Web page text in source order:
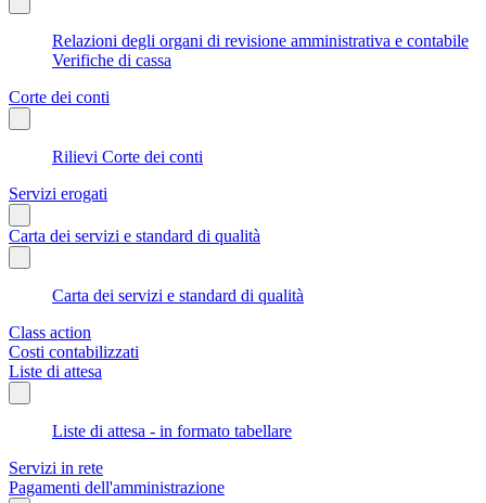
Relazioni degli organi di revisione amministrativa e contabile
Verifiche di cassa
Corte dei conti
Rilievi Corte dei conti
Servizi erogati
Carta dei servizi e standard di qualità
Carta dei servizi e standard di qualità
Class action
Costi contabilizzati
Liste di attesa
Liste di attesa - in formato tabellare
Servizi in rete
Pagamenti dell'amministrazione